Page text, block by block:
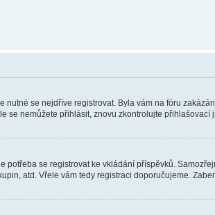
nutné se nejdříve registrovat. Byla vám na fóru
se nemůžete přihlásit, znovu zkontrolujte
potřeba se registrovat ke vkládání příspěvků.
atd. Vřele vám tedy registraci doporučujeme.